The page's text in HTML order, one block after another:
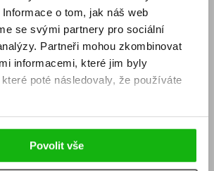
Informace o tom, jak náš web
se svými partnery pro sociální
Partneři mohou zkombinovat
informacemi, které jim byly
poté následovaly, že používáte
Povolit vše
Knižní novinky
Dárkové poukazy
Affiliate program